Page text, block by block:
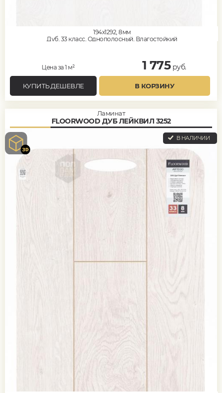
194x1292, 8мм
Дуб, 33 класс, Однополосный, Влагостойкий
Цена за 1 м² 1 775руб.
КУПИТЬ ДЕШЕВЛЕ В КОРЗИНУ
Ламинат
FLOORWOOD ДУБ ЛЕЙКВИЛ 3252
В НАЛИЧИИ